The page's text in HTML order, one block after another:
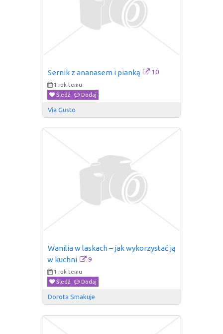
Sernik z ananasem i pianką 10
1 rok temu
Śledź
Dodaj
Via Gusto
Wanilia w laskach – jak wykorzystać ją
w kuchni
9
1 rok temu
Śledź
Dodaj
Dorota Smakuje